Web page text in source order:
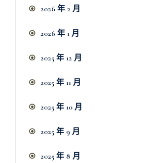
2026 年 2 月
2026 年 1 月
2025 年 12 月
2025 年 11 月
2025 年 10 月
2025 年 9 月
2025 年 8 月